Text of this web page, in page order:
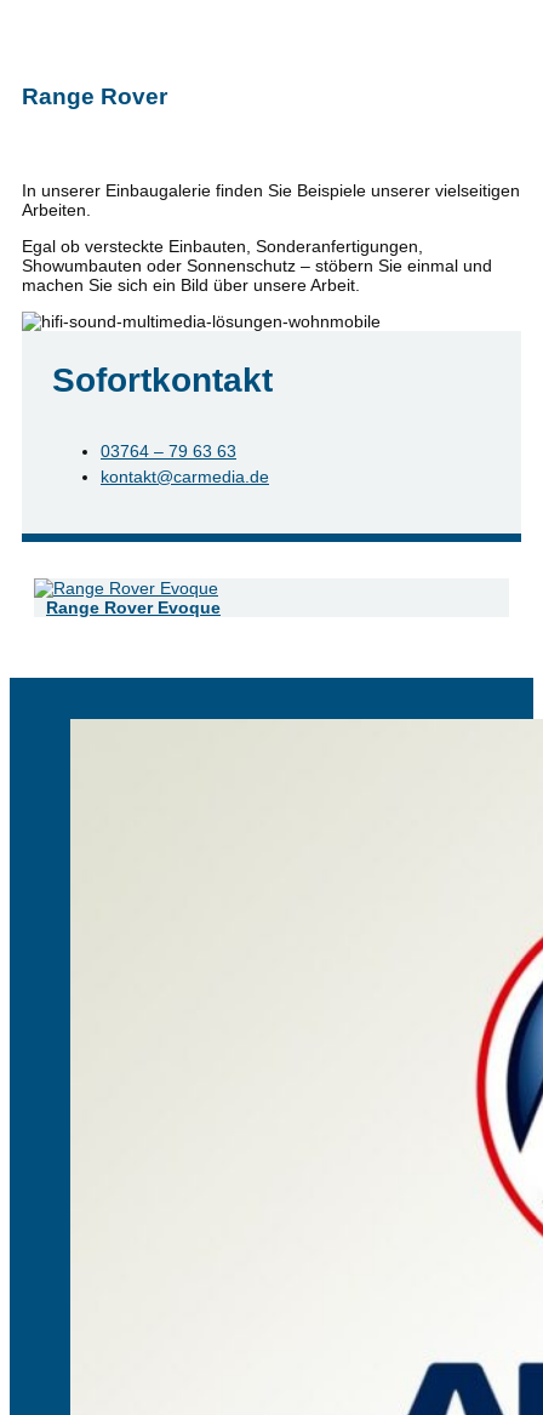
Range Rover
In unserer Einbaugalerie finden Sie Beispiele unserer vielseitigen
Arbeiten.
Egal ob versteckte Einbauten, Sonderanfertigungen,
Showumbauten oder Sonnenschutz – stöbern Sie einmal und
machen Sie sich ein Bild über unsere Arbeit.
Sofortkontakt
03764 – 79 63 63
kontakt@carmedia.de
Range Rover Evoque